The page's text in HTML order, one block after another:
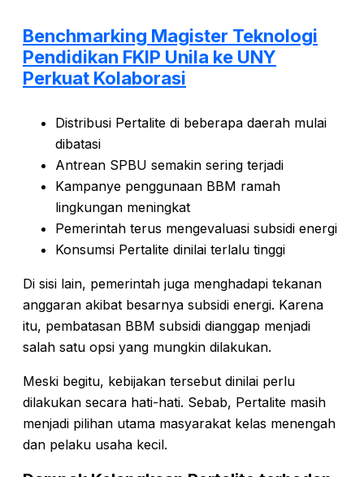
Benchmarking Magister Teknologi
Pendidikan FKIP Unila ke UNY
Perkuat Kolaborasi
Distribusi Pertalite di beberapa daerah mulai
dibatasi
Antrean SPBU semakin sering terjadi
Kampanye penggunaan BBM ramah
lingkungan meningkat
Pemerintah terus mengevaluasi subsidi energi
Konsumsi Pertalite dinilai terlalu tinggi
Di sisi lain, pemerintah juga menghadapi tekanan
anggaran akibat besarnya subsidi energi. Karena
itu, pembatasan BBM subsidi dianggap menjadi
salah satu opsi yang mungkin dilakukan.
Meski begitu, kebijakan tersebut dinilai perlu
dilakukan secara hati-hati. Sebab, Pertalite masih
menjadi pilihan utama masyarakat kelas menengah
dan pelaku usaha kecil.